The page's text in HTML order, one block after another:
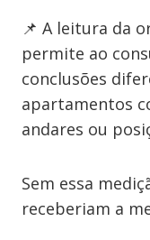
📌 A leitura da
permite ao
conclusões
apartamentos
andares ou
Sem essa
receberiam a